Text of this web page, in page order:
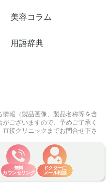
無料
カウンセリング
ドクターに
メール相談
美容コラム
用語辞典
報（製品画像、製品名称等を含
ございますので、予めご了承く
接クリニックまでお問合せ下さ
療情報はクリニックの基本方針
させていただいた上で、医師の
式や薬剤、器具等をご提案する
承ください。